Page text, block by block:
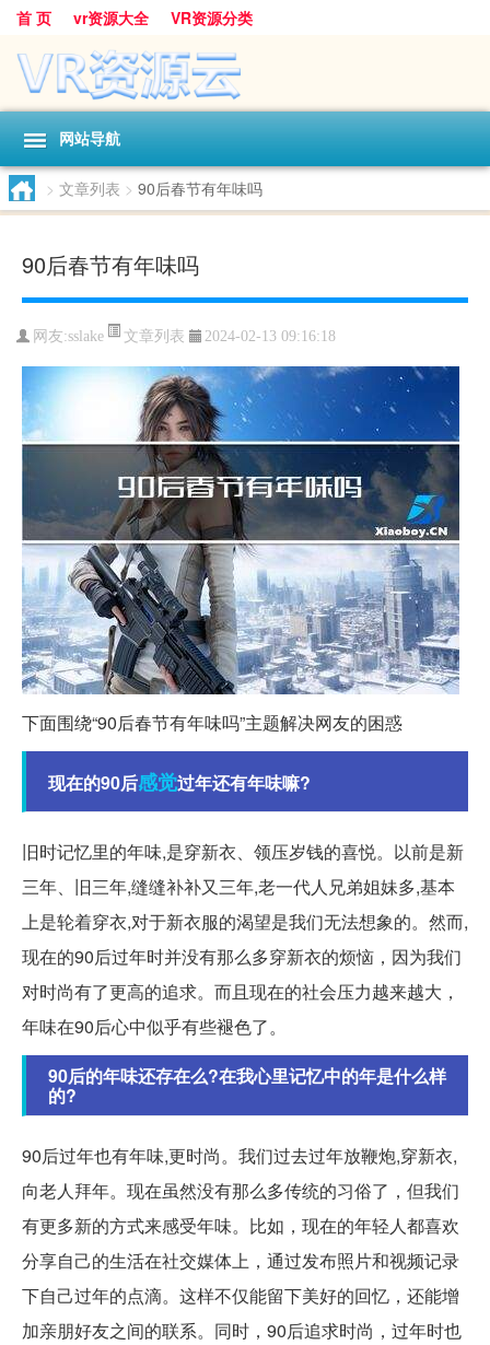
首 页 vr资源大全 VR资源分类
网站导航
> 文章列表 > 90后春节有年味吗
90后春节有年味吗
网友:sslake 文章列表 2024-02-13 09:16:18
下面围绕“90后春节有年味吗”主题解决网友的困惑
现在的90后感觉过年还有年味嘛?
旧时记忆里的年味,是穿新衣、领压岁钱的喜悦。以前是新
三年、旧三年,缝缝补补又三年,老一代人兄弟姐妹多,基本
上是轮着穿衣,对于新衣服的渴望是我们无法想象的。然而,
现在的90后过年时并没有那么多穿新衣的烦恼，因为我们
对时尚有了更高的追求。而且现在的社会压力越来越大，
年味在90后心中似乎有些褪色了。
90后的年味还存在么?在我心里记忆中的年是什么样
的?
90后过年也有年味,更时尚。我们过去过年放鞭炮,穿新衣,
向老人拜年。现在虽然没有那么多传统的习俗了，但我们
有更多新的方式来感受年味。比如，现在的年轻人都喜欢
分享自己的生活在社交媒体上，通过发布照片和视频记录
下自己过年的点滴。这样不仅能留下美好的回忆，还能增
加亲朋好友之间的联系。同时，90后追求时尚，过年时也